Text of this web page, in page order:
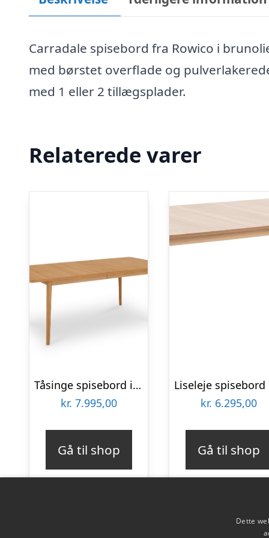
Carradale spisebord fra Rowico i
med børstet overflade og
med 1 eller 2 tillægsplader.
Relaterede varer
Tåsinge spisebord i naturolieret ege finér 200(300) x 100 cm med tillægsplader
kr. 7.995,00
Gå til shop
kr. 6.295,00
Gå til shop
Dette